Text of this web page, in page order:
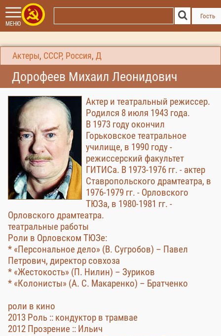
МЕНЮ
Гость
Актеры, СССР, Россия, Д
Дорофеев Михаил Леонидович
Актер и театральный режиссер.
Родился 8 июля 1943 года.
В 1973 году окончил
Горьковское театральное
училище, в 1990 году -
режиссерский факультет
ГИТИСа. В 1973-1976 гг. - актер
Ставропольского драмтеатра, в
1976-1979 гг. - Орловского
ТЮЗа, в 1980-1981 гг. -
Орловского драмтеатра.
театральные работы
Роли в Орловском ТЮЗе:
* «Персональное дело» (В. Сугробов) – Павел
Петрович, директор совхоза
* «Жестокость» (П. Нилин) – Зуриков
* «Колонисты» (А. С. Макаренко) – Братченко
роли в кино
2013 Роль :: кондуктор в трамвае
2012 Прозрение :: Ильич